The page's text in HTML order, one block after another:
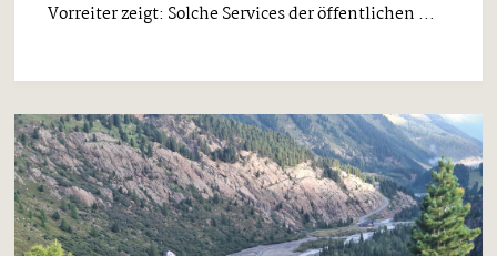
Vorreiter zeigt: Solche Services der öffentlichen ...